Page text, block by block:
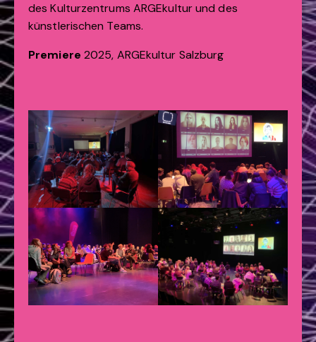
des Kulturzentrums ARGEkultur und des
künstlerischen Teams.
Premiere 2025, ARGEkultur Salzburg